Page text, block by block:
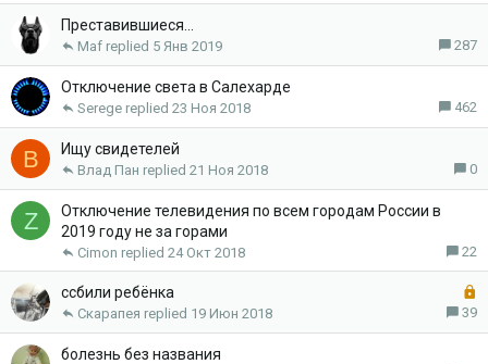
Преставившиеся...
287
5 Янв 2019
Maf
Отключение света в Салехарде
462
23 Ноя 2018
Serege
В Ищу свидетелей
0
21 Ноя 2018
Влад Пан
Z
Отключение телевидения по всем городам России в
2019 году не за горами
22
24 Окт 2018
Cimon
а
к
cсбили ребёнка
39
19 Июн 2018
Скарапея
болезнь без названия